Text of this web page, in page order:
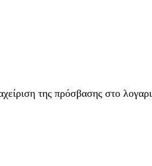
της πρόσβασης στο